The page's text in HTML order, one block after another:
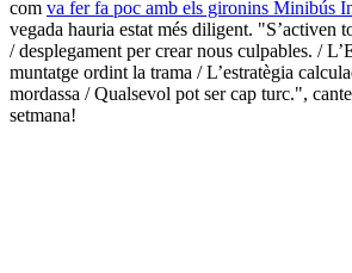
com va fer fa poc amb els gironins Minibús
vegada hauria estat més diligent. "S’activen
/ desplegament per crear nous culpables. /
muntatge ordint la trama / L’estratègia
mordassa / Qualsevol pot ser cap turc.",
setmana!